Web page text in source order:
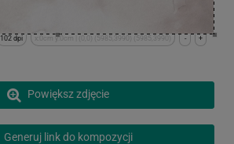
+
-
x:0cm y:0cm | (0,0) (5985,3990) (5985,3990)
102 dpi
Powiększ zdjęcie
Generuj link do kompozycji